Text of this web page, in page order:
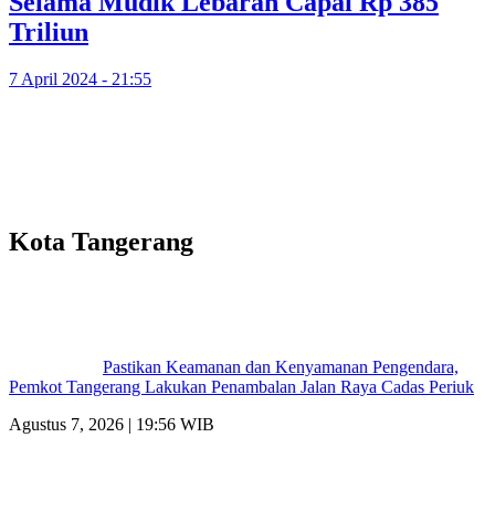
Triliun
7 April 2024 - 21:55
Kota Tangerang
Pastikan Keamanan dan Kenyamanan Pengendara,
Pemkot Tangerang Lakukan Penambalan Jalan Raya Cadas Periuk
Agustus 7, 2026 | 19:56 WIB